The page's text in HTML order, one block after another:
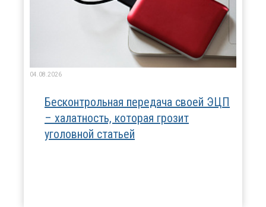
04.08.2026
Бесконтрольная передача своей ЭЦП
– халатность, которая грозит
уголовной статьей